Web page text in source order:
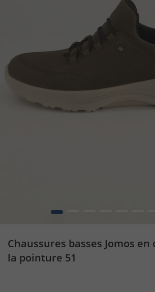
1
Chaussures basses Jomos
la pointure 51